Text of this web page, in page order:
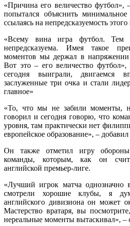
«Причина его величество футбол»,
попытался объяснить
ссылаясь на непредсказуемость
«Всему вина игра футбол. Тем
непредсказуема. Имея такое
моментов мы держал в
Вот это – его величество
сегодня выиграли, двигаемся
заслуженные три очка и стали
главное»
«То, что мы не забили моменты,
говорил и сегодня говорю, что
уровня, там практически нет
европейское образование», –
Он также отметил игру
команды, которым, как он
английской премьер-лиге.
«Лучший игрок матча однозначно
смотрели хорошие клубы, я
английского дивизиона он может
Мастерство вратаря, вы
нереальные моменты вытаскивал», –